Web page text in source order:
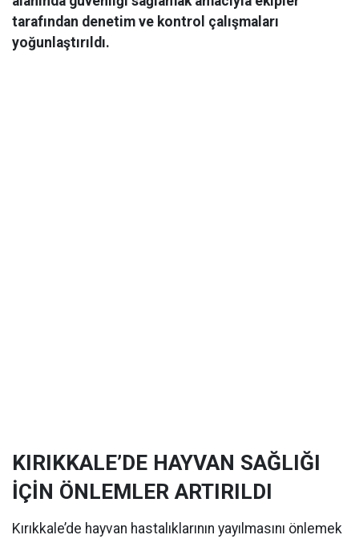
tarafından denetim ve kontrol çalışmaları
yoğunlaştırıldı.
KIRIKKALE’DE HAYVAN SAĞLIĞI
İÇİN ÖNLEMLER ARTIRILDI
Kırıkkale’de hayvan hastalıklarının yayılmasını önlemek